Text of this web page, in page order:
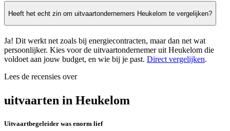
Heeft het echt zin om uitvaartondernemers Heukelom te vergelijken?
Ja! Dit werkt net zoals bij energiecontracten, maar dan net wat
persoonlijker. Kies voor de uitvaartondernemer uit Heukelom die
voldoet aan jouw budget, en wie bij je past. Direct vergelijken.
Lees de recensies over
uitvaarten in Heukelom
Uitvaartbegeleider was enorm lief